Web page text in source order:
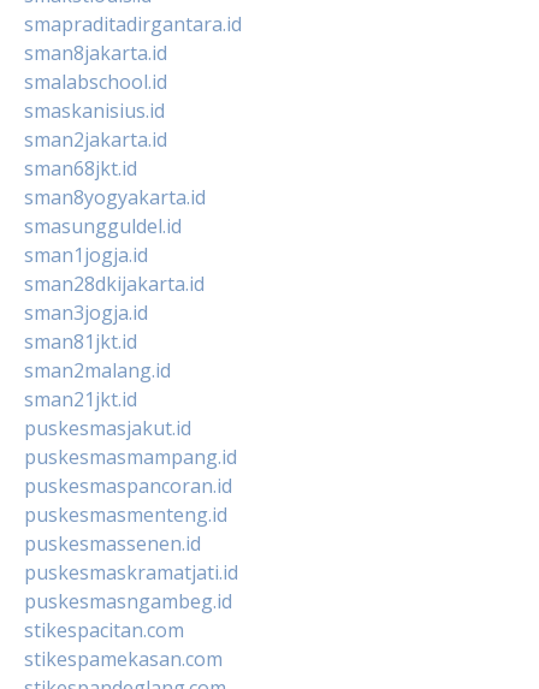
smapraditadirgantara.id
sman8jakarta.id
smalabschool.id
smaskanisius.id
sman2jakarta.id
sman68jkt.id
sman8yogyakarta.id
smasungguldel.id
sman1jogja.id
sman28dkijakarta.id
sman3jogja.id
sman81jkt.id
sman2malang.id
sman21jkt.id
puskesmasjakut.id
puskesmasmampang.id
puskesmaspancoran.id
puskesmasmenteng.id
puskesmassenen.id
puskesmaskramatjati.id
puskesmasngambeg.id
stikespacitan.com
stikespamekasan.com